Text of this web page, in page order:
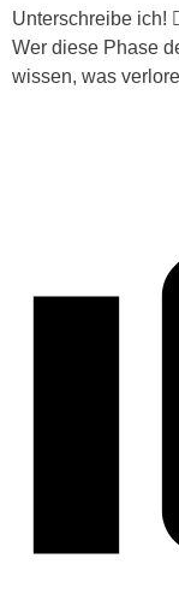
Unterschreibe ich!
Wer diese Phase
wissen, was